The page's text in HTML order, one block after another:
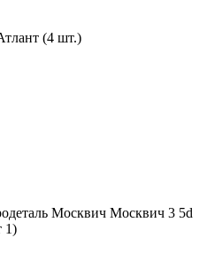
(4 шт.)
Москвич Москвич 3 5d
1)